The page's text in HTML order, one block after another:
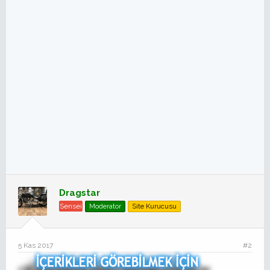
Dragstar
Sensei Moderator Site Kurucusu
5 Kas 2017 #2